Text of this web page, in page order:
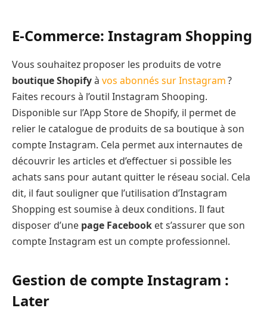
E-Commerce: Instagram Shopping
Vous souhaitez proposer les produits de votre
boutique Shopifyà vos abonnés sur Instagram?
Faites recours à l’outil Instagram Shooping.
Disponible sur l’App Store de Shopify, il permet de
relier le catalogue de produits de sa boutique à son
compte Instagram. Cela permet aux internautes de
découvrir les articles et d’effectuer si possible les
achats sans pour autant quitter le réseau social. Cela
dit, il faut souligner que l’utilisation d’Instagram
Shopping est soumise à deux conditions. Il faut
disposer d’une page Facebook et s’assurer que son
compte Instagram est un compte professionnel.
Gestion de compte Instagram :
Later